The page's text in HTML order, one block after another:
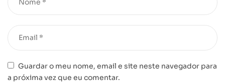
Guardar o meu nome, email e site neste navegador para
a próxima vez que eu comentar.